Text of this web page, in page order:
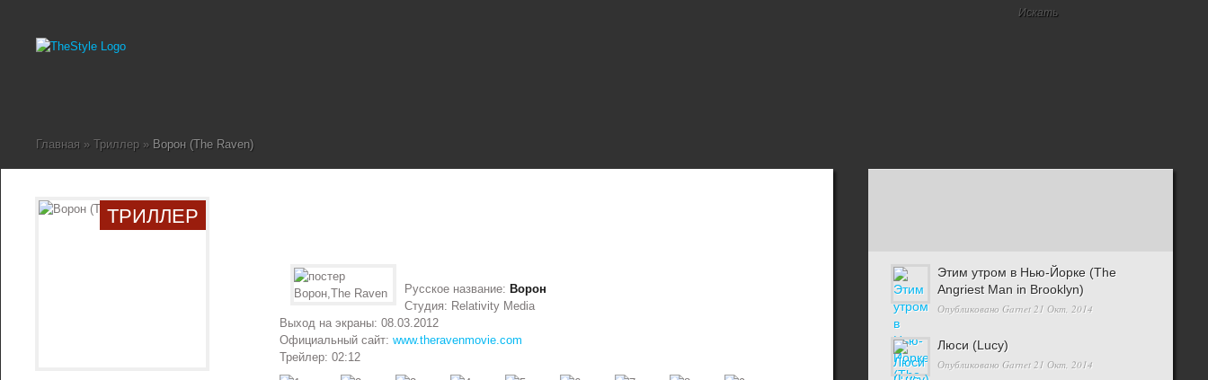
Главная » Триллер » Ворон (The Raven)
Этим утром в Нью-Йорке (The
Angriest Man in Brooklyn)
Опубликовано Garnet21 Окт, 2014
Люси (Lucy)
Опубликовано Garnet21 Окт, 2014
ТРИЛЛЕР
Русское название: Ворон
Студия: Relativity Media
Выход на экраны: 08.03.2012
Официальный сайт:www.theravenmovie.com
Трейлер: 02:12